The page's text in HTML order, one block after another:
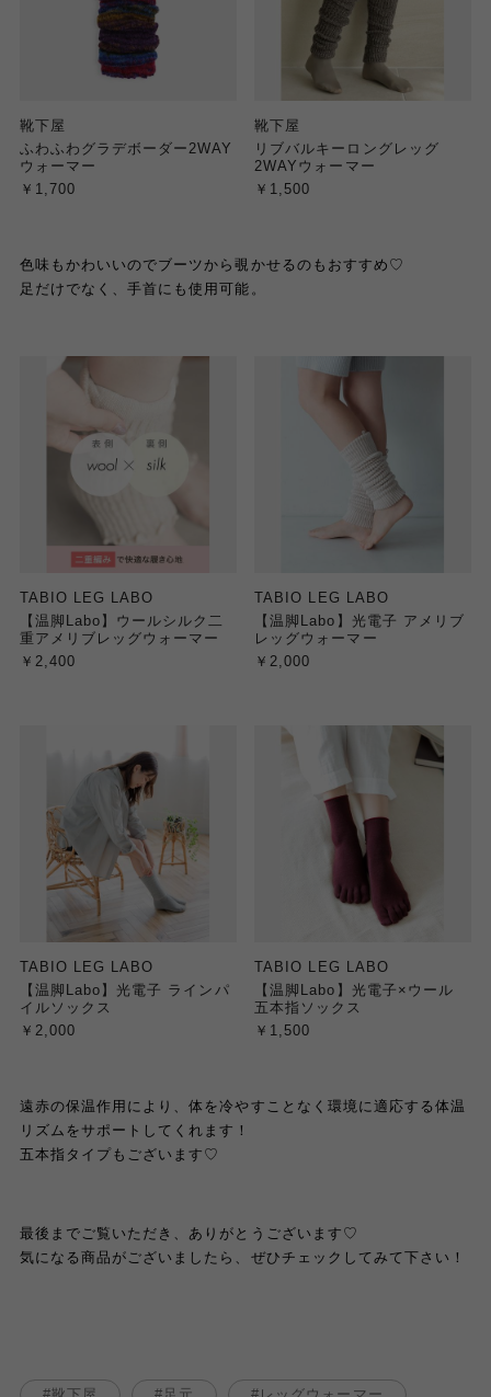
靴下屋
ふわふわグラデボーダー2WAY
ウォーマー
￥1,700
靴下屋
リブバルキーロングレッグ
2WAYウォーマー
￥1,500
色味もかわいいのでブーツから覗かせるのもおすすめ♡
足だけでなく、手首にも使用可能。
TABIO LEG LABO
【温脚Labo】ウールシルク二
重アメリブレッグウォーマー
￥2,400
TABIO LEG LABO
【温脚Labo】光電子 アメリブ
レッグウォーマー
￥2,000
TABIO LEG LABO
【温脚Labo】光電子 ラインパ
イルソックス
￥2,000
TABIO LEG LABO
【温脚Labo】光電子×ウール
五本指ソックス
￥1,500
遠赤の保温作用により、体を冷やすことなく環境に適応する体温
リズムをサポートしてくれます！
五本指タイプもございます♡
最後までご覧いただき、ありがとうございます♡
気になる商品がございましたら、ぜひチェックしてみて下さい！